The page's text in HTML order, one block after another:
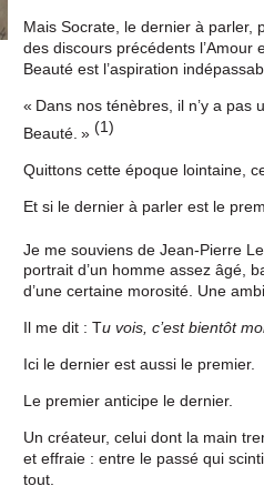
Mais Socrate, le dernier à parler,
des discours précédents l’Amour
Beauté est l’aspiration
« Dans nos ténèbres, il n’y a pas
Beauté. »(1)
Quittons cette époque lointaine,
Et si le dernier à parler est le
Je me souviens de Jean-Pierre
portrait d’un homme assez âgé,
d’une certaine morosité. Une
Il me dit : Tu vois, c’est bientôt
Ici le dernier est aussi le premier.
Le premier anticipe le dernier.
Un créateur, celui dont la main
et effraie : entre le passé qui
tout.